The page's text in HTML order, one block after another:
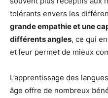
tolérants envers les
grande empathie et une
différents angles, ce qui
et leur permet de mieux
L’apprentissage des
âge offre de nombreux